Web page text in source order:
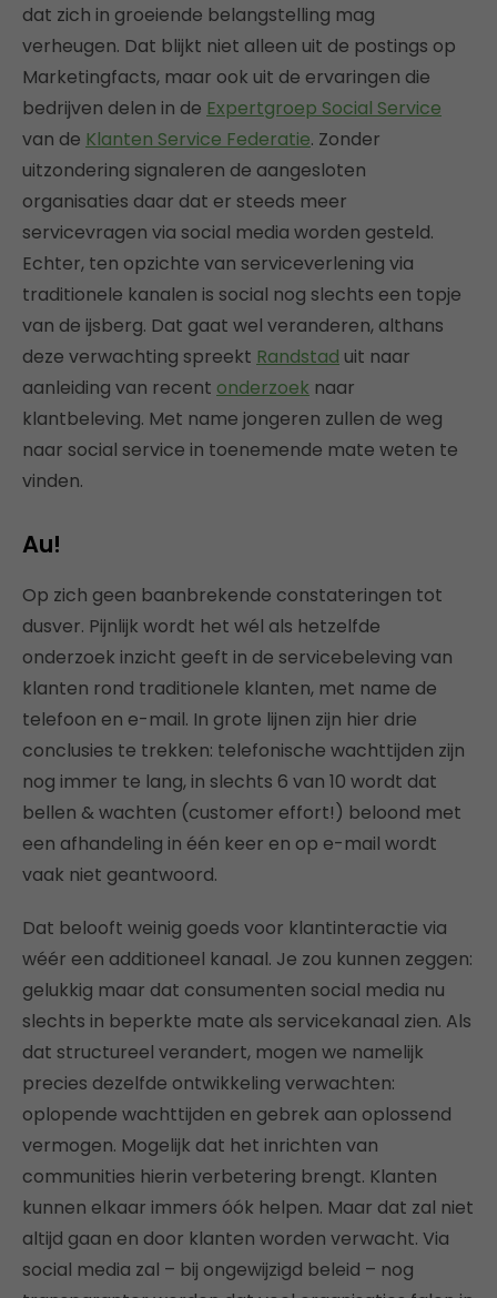
dat zich in groeiende belangstelling mag
verheugen. Dat blijkt niet alleen uit de postings op
Marketingfacts, maar ook uit de ervaringen die
bedrijven delen in de Expertgroep Social Service
van de Klanten Service Federatie. Zonder
uitzondering signaleren de aangesloten
organisaties daar dat er steeds meer
servicevragen via social media worden gesteld.
Echter, ten opzichte van serviceverlening via
traditionele kanalen is social nog slechts een topje
van de ijsberg. Dat gaat wel veranderen, althans
deze verwachting spreekt Randstad uit naar
aanleiding van recent onderzoek naar
klantbeleving. Met name jongeren zullen de weg
naar social service in toenemende mate weten te
vinden.
Au!
Op zich geen baanbrekende constateringen tot
dusver. Pijnlijk wordt het wél als hetzelfde
onderzoek inzicht geeft in de servicebeleving van
klanten rond traditionele klanten, met name de
telefoon en e-mail. In grote lijnen zijn hier drie
conclusies te trekken: telefonische wachttijden zijn
nog immer te lang, in slechts 6 van 10 wordt dat
bellen & wachten (customer effort!) beloond met
een afhandeling in één keer en op e-mail wordt
vaak niet geantwoord.
Dat belooft weinig goeds voor klantinteractie via
wéér een additioneel kanaal. Je zou kunnen zeggen:
gelukkig maar dat consumenten social media nu
slechts in beperkte mate als servicekanaal zien. Als
dat structureel verandert, mogen we namelijk
precies dezelfde ontwikkeling verwachten:
oplopende wachttijden en gebrek aan oplossend
vermogen. Mogelijk dat het inrichten van
communities hierin verbetering brengt. Klanten
kunnen elkaar immers óók helpen. Maar dat zal niet
altijd gaan en door klanten worden verwacht. Via
social media zal – bij ongewijzigd beleid – nog